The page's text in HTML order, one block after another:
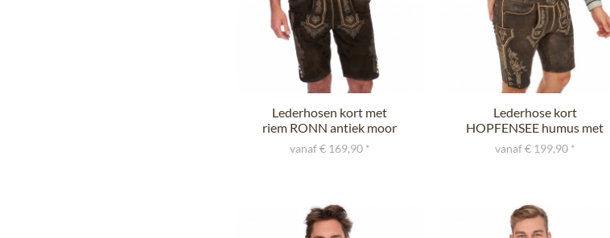
Lederhosen kort met
riem RONN antiek moor
vanaf € 169,90 *
Lederhose kort
HOPFENSEE humus met
riem
vanaf € 199,90 *